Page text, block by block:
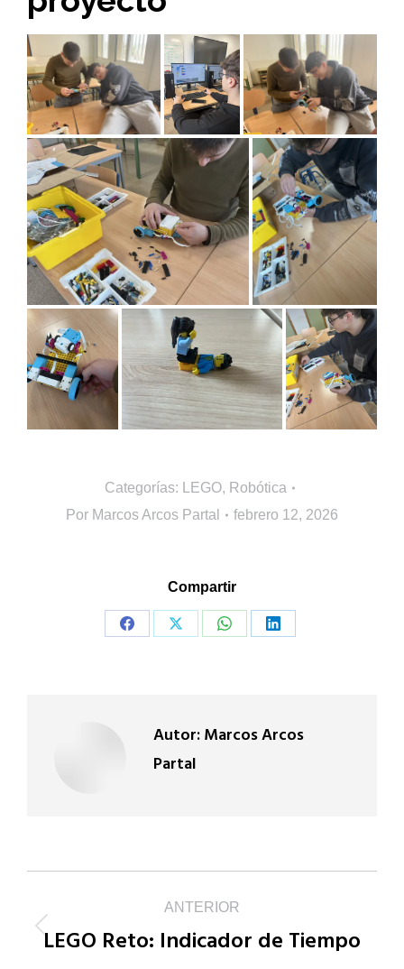
Categorías: LEGO, Robótica
Por Marcos Arcos Partal febrero 12, 2026
Compartir
Share
Share
Share
Share
Autor:Marcos Arcos
Partal
Navegación
entre
ANTERIOR
Publicación
LEGO Reto: Indicador de Tiempo